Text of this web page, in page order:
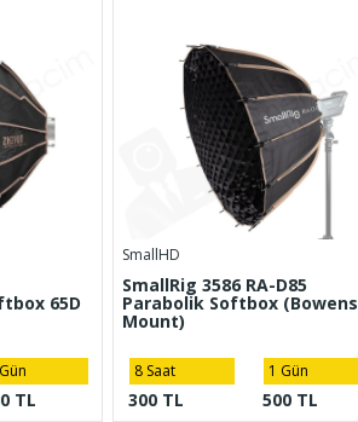
65D
TL
SmallHD
SmallRig 3586 RA-D85
Parabolik Softbox (Bowens
Mount)
8 Saat
300 TL
1 Gün
500 TL